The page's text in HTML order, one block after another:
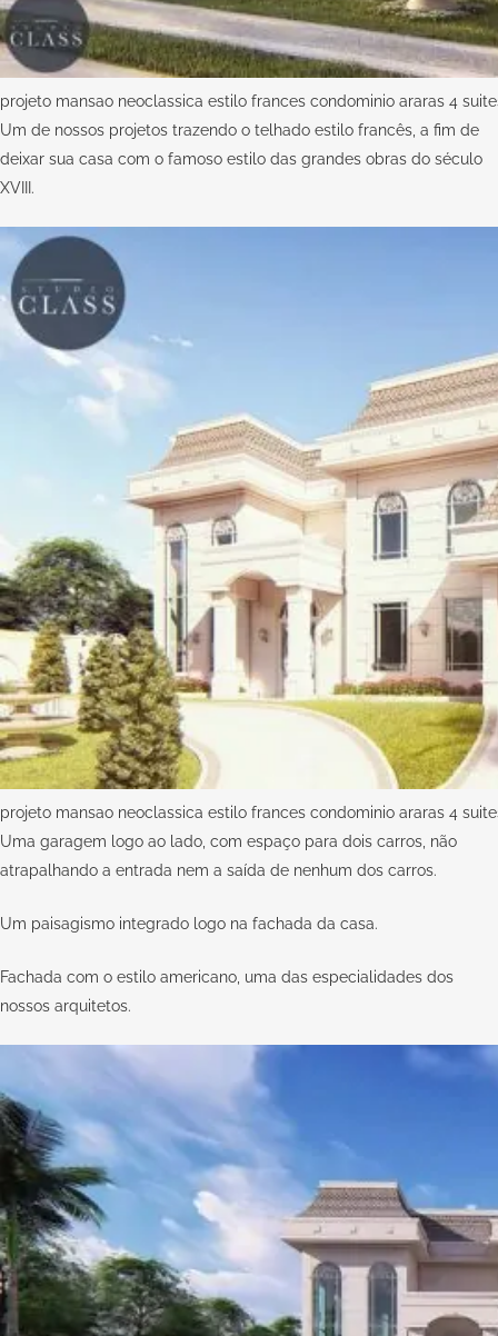
projeto mansao neoclassica estilo frances condominio araras 4
Um de nossos projetos trazendo o telhado estilo francês, a fim de
deixar sua casa com o famoso estilo das grandes obras do século
XVIII.
projeto mansao neoclassica estilo frances condominio araras 4
Uma garagem logo ao lado, com espaço para dois carros, não
atrapalhando a entrada nem a saída de nenhum dos carros.
Um paisagismo integrado logo na fachada da casa.
Fachada com o estilo americano, uma das especialidades dos
nossos arquitetos.